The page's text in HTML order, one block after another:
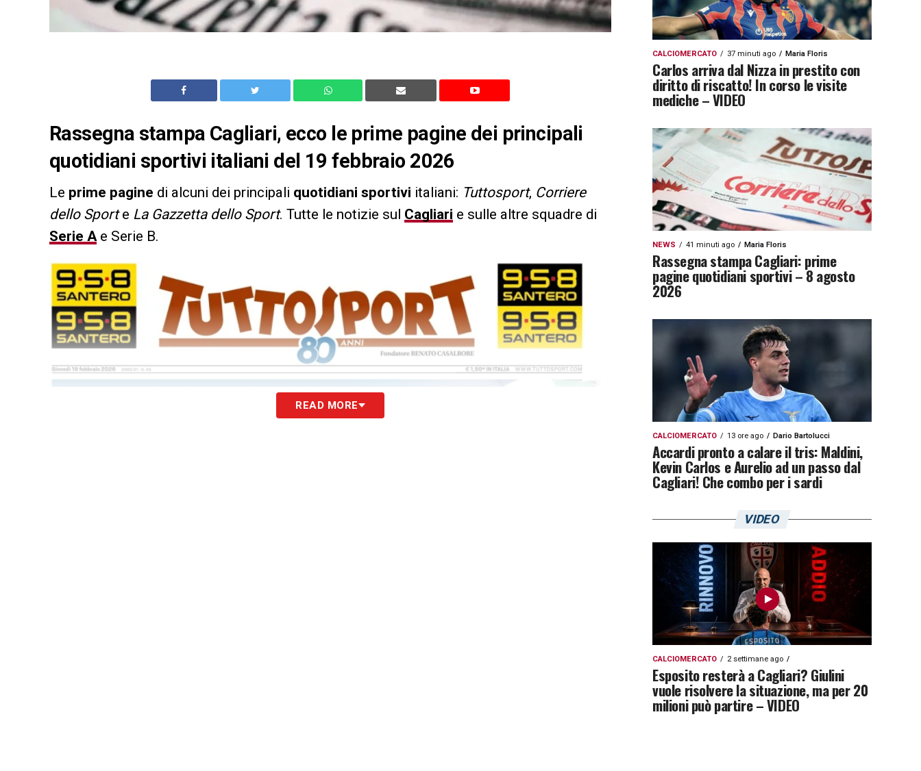
Rassegna stampa Cagliari, ecco le prime pagine dei principali
quotidiani sportivi italiani del 19 febbraio 2026
Le prime pagine di alcuni dei principali quotidiani sportivi italiani: Tuttosport, Corriere
dello Sporte La Gazzetta dello Sport. Tutte le notizie sul Cagliari e sulle altre squadre di
Serie Ae Serie B.
READ MORE
CALCIOMERCATO 37 minuti ago Maria Floris
Carlos arriva dal Nizza in prestito con
diritto di riscatto! In corso le visite
mediche – VIDEO
NEWS 41 minuti ago Maria Floris
Rassegna stampa Cagliari: prime
pagine quotidiani sportivi – 8 agosto
2026
CALCIOMERCATO 13 ore ago Dario Bartolucci
Accardi pronto a calare il tris: Maldini,
Kevin Carlos e Aurelio ad un passo dal
Cagliari! Che combo per i sardi
VIDEO
CALCIOMERCATO 2 settimane ago
Esposito resterà a Cagliari? Giulini
vuole risolvere la situazione, ma per 20
milioni può partire – VIDEO